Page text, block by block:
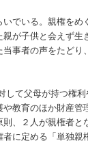
でいる。親権をめ
が子供と会えず生
事者の声をたどり
て父母が持つ権利
や教育のほか財産管
、２人が親権者と
に定める「単独親